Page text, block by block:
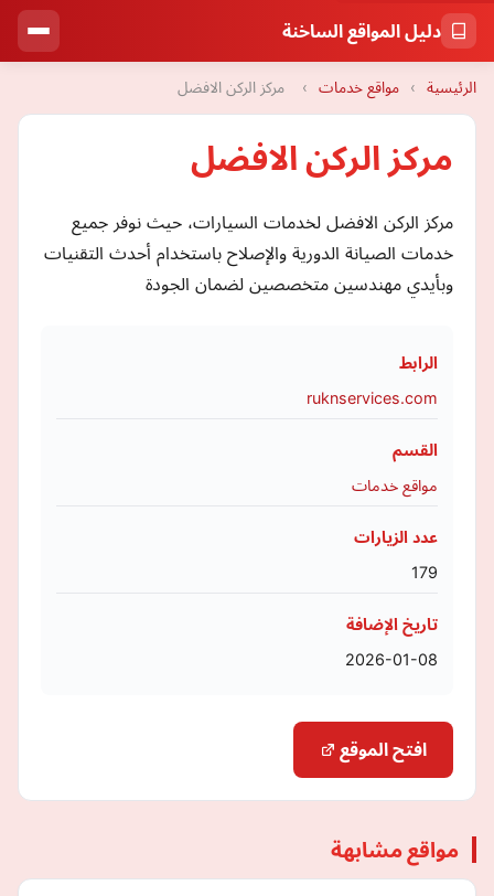
دليل المواقع الساخنة
الرئيسية › مواقع خدمات › مركز الركن الافضل
مركز الركن الافضل
مركز الركن الافضل لخدمات السيارات، حيث نوفر جميع
خدمات الصيانة الدورية والإصلاح باستخدام أحدث التقنيات
وبأيدي مهندسين متخصصين لضمان الجودة
الرابط
ruknservices.com
القسم
مواقع خدمات
عدد الزيارات
179
تاريخ الإضافة
2026-01-08
افتح الموقع
مواقع مشابهة